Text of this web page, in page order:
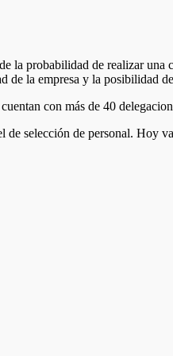
la probabilidad de realizar una
de la empresa y la posibilidad
con más de 40
selección de personal. Hoy